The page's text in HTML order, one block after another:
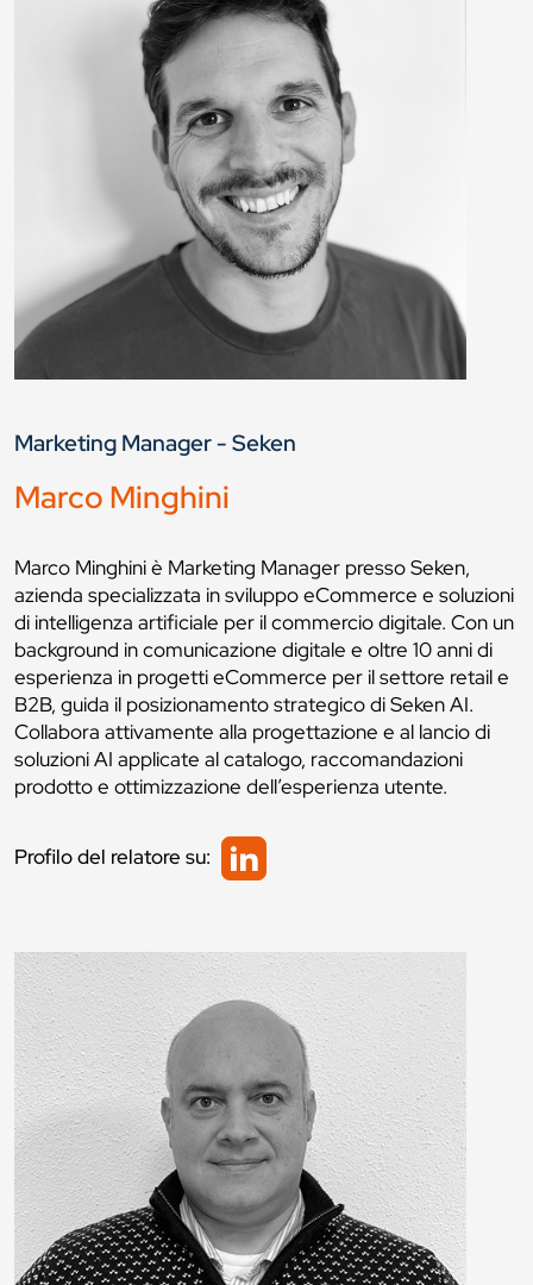
Marketing Manager - Seken
Marco Minghini
Marco Minghini è Marketing Manager presso Seken,
azienda specializzata in sviluppo eCommerce e soluzioni
di intelligenza artificiale per il commercio digitale. Con un
background in comunicazione digitale e oltre 10 anni di
esperienza in progetti eCommerce per il settore retail e
B2B, guida il posizionamento strategico di Seken AI.
Collabora attivamente alla progettazione e al lancio di
soluzioni AI applicate al catalogo, raccomandazioni
prodotto e ottimizzazione dell’esperienza utente.
Profilo del relatore su: